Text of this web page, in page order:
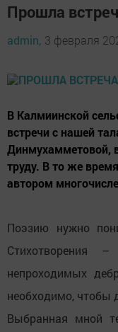
Прошла
admin, 3 февраля
В Калмиинской
встречи с нашей
Динмухамметовой,
труду. В то же
автором
Поэзию нужно
Стихотворения
непроходимых
необходимо, чтобы
Выбранная мной